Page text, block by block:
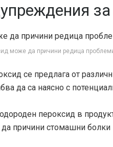
може да причини редица
се предлага от
да са наясно с
пероксид в
причини стомашни болки